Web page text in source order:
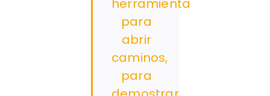
herramienta
para
abrir
caminos,
para